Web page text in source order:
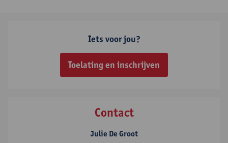
Iets voor jou?
Toelating en inschrijven
Contact
Julie De Groot